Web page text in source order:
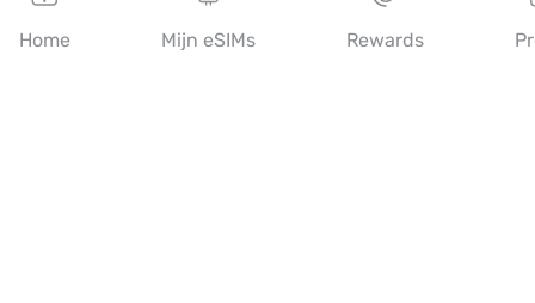
eSIM voor Amerika
Home Mijn eSIMs Rewards